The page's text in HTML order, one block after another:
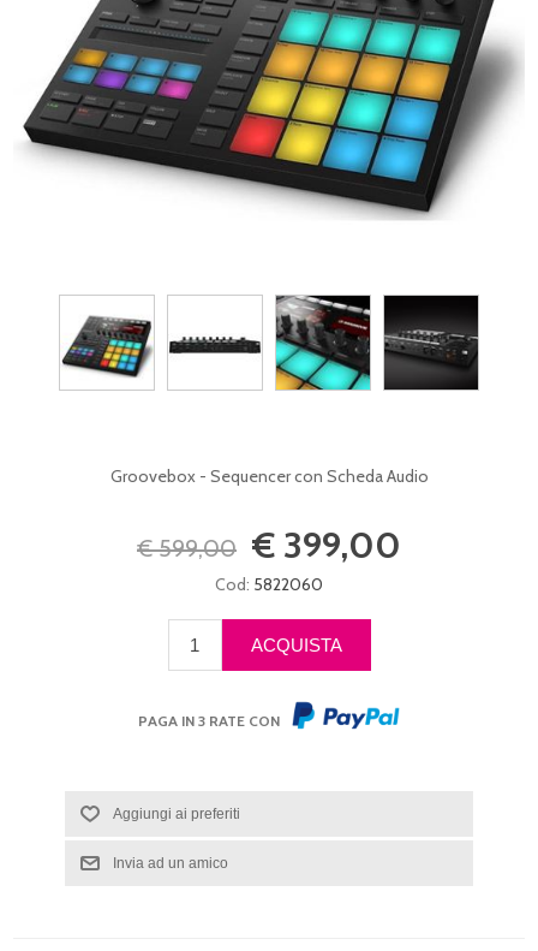
Groovebox - Sequencer con Scheda Audio
€ 599,00 € 399,00
Cod: 5822060
PAGA IN 3 RATE CON